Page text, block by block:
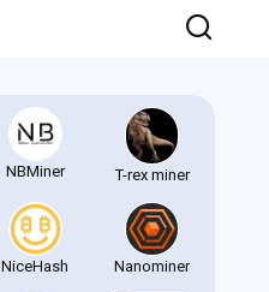
NBMiner T-rex miner
NiceHash Nanominer